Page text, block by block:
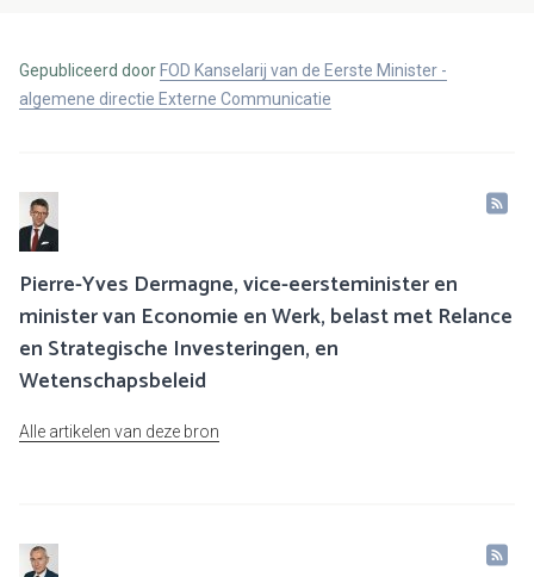
Gepubliceerd door FOD Kanselarij van de Eerste Minister -
algemene directie Externe Communicatie
Pierre-Yves Dermagne, vice-eersteminister en
minister van Economie en Werk, belast met Relance
en Strategische Investeringen, en
Wetenschapsbeleid
Alle artikelen van deze bron